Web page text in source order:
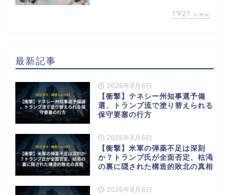
1921 view
最新記事
2026年8月6日
【衝撃】テネシー州知事選予備
選、トランプ流で塗り替えられる
保守要塞の行方
2026年8月6日
【衝撃】米軍の弾薬不足は深刻
か？トランプ氏が全面否定、枯渇
の裏に隠された構造的敗北の真相
2026年8月6日